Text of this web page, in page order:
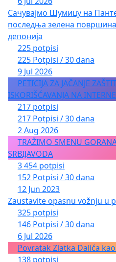
Сачувајмо Шумицу на
последња зелена
депонија
225 potpisi
225 Potpisi / 30 dana
9 Jul 2026
PETICIJA ZA JAČANJE
ISKORIŠĆAVANJA NA
217 potpisi
217 Potpisi / 30 dana
2 Aug 2026
TRAŽIMO SMENU
SRBIJAVODA
3 454 potpisi
152 Potpisi / 30 dana
12 Jun 2023
Zaustavite opasnu vožnju u
325 potpisi
146 Potpisi / 30 dana
6 Jul 2026
Povratak Zlatka Dalića
138 potpisi